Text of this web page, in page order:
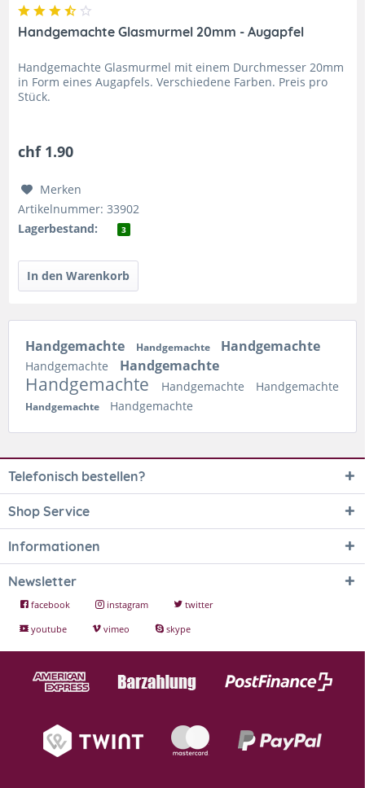
Handgemachte Glasmurmel 20mm - Augapfel
Handgemachte Glasmurmel mit einem Durchmesser 20mm
in Form eines Augapfels. Verschiedene Farben. Preis pro
Stück.
chf 1.90
Merken
Artikelnummer: 33902
Lagerbestand:
3
Handgemachte Handgemachte Handgemachte
Handgemachte Handgemachte
Handgemachte Handgemachte Handgemachte
Handgemachte Handgemachte
Telefonisch bestellen?
Shop Service
Informationen
Newsletter
facebook instagram
twitter
youtube
vimeo skype